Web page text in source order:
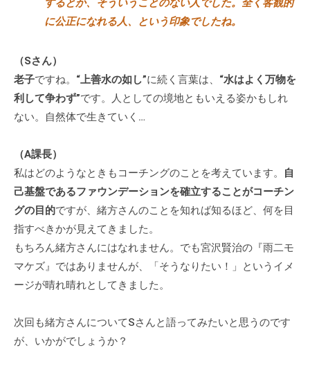
するとか、そういうことのない人でした。全く客観的
に公正になれる人、という印象でしたね。
（Sさん）
老子ですね。 “上善水の如し”に続く言葉は、 “水はよく万物を
利して争わず”です。人としての境地ともいえる姿かもしれ
ない。自然体で生きていく…
（A課長）
私はどのようなときもコーチングのことを考えています。
自
己基盤であるファウンデーションを確立することがコーチン
グの目的ですが、緒方さんのことを知れば知るほど、何を目
指すべきかが見えてきました。
もちろん緒方さんにはなれません。でも宮沢賢治の『雨二モ
マケズ』ではありませんが、「そうなりたい！」というイメ
ージが晴れ晴れとしてきました。
次回も緒方さんについてSさんと語ってみたいと思うのです
が、いかがでしょうか？